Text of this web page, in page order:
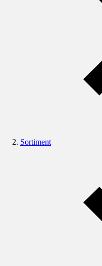
Sortiment